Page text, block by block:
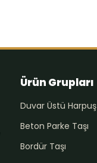
Ürün Grupları
Duvar Üstü
Beton Parke Taşı
Bordür Taşı